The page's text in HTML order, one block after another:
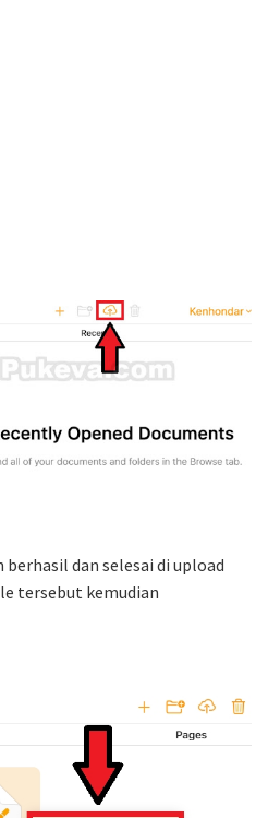
berhasil dan selesai di upload
tersebut kemudian